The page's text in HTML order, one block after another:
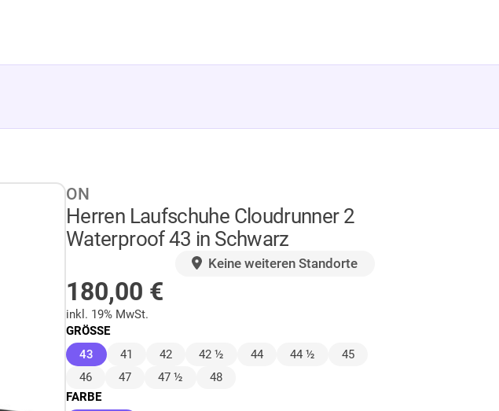
ON
Herren Laufschuhe Cloudrunner 2
Waterproof 43 in Schwarz
Keine weiteren Standorte
180,00 €
inkl. 19% MwSt.
GRÖSSE
43 (ausgewählt)
41 42 42 ½ 44 44 ½
45
46
47 47 ½
48
FARBE